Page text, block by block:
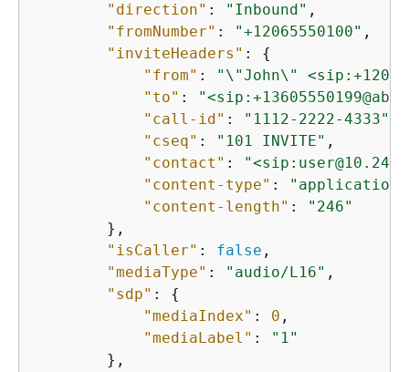
"direction" : "Inbound" ,
"fromNumber" : "+12065550100" ,
"inviteHeaders" : {
"from" :
"\"John\"
"to" :
"call-id" : "1112-2222-4333"
"cseq" : "101 INVITE" ,
"contact" :
"content-type" :
"application/
"content-length" :
"246"
        },
"isCaller" : false ,
"mediaType" : "audio/L16" ,
"sdp" : {
"mediaIndex" : 0 ,
"mediaLabel" :
"1"
        },